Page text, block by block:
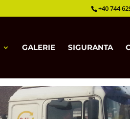
+40 744
GALERIE SIGURANTA